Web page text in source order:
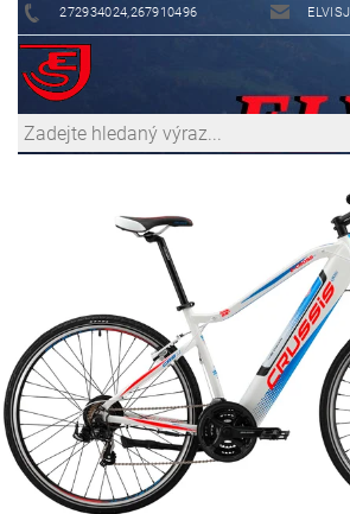
272934024,267910496